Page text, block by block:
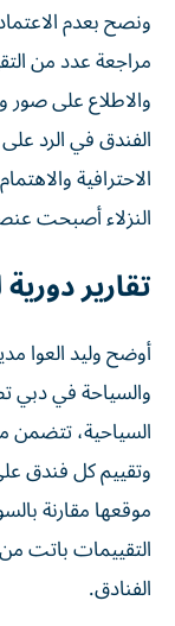
ونصح بعدم
مراجعة عدد من
والاطلاع على صور
الفندق في الرد
الاحترافية
النزلاء أصبحت
تقارير
أوضح وليد العوا
والسياحة في دبي
السياحية،
وتقييم كل فندق
موقعها مقارنة
التقييمات باتت
الفنادق.